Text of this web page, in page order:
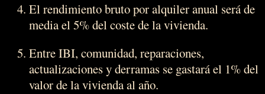
El rendimiento bruto por alquiler anual será de
media el 5% del coste de la vivienda.
Entre IBI, comunidad, reparaciones,
actualizaciones y derramas se gastará el 1% del
valor de la vivienda al año.